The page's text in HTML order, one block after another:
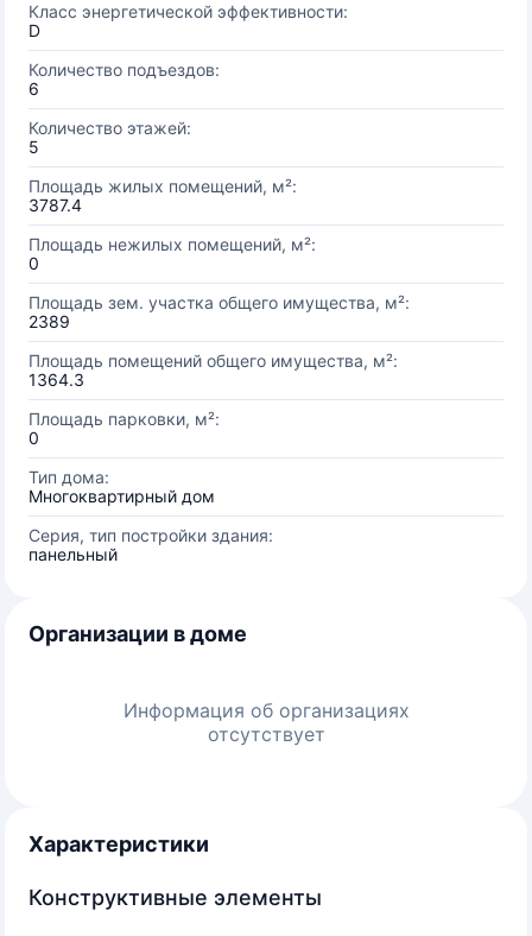
Класс энергетической эффективности:
D
Количество подъездов:
6
Количество этажей:
5
Площадь жилых помещений, м²:
3787.4
Площадь нежилых помещений, м²:
0
Площадь зем. участка общего имущества, м²:
2389
Площадь помещений общего имущества, м²:
1364.3
Площадь парковки, м²:
0
Тип дома:
Многоквартирный дом
Серия, тип постройки здания:
панельный
Организации в доме
Информация об организациях
отсутствует
Характеристики
Конструктивные элементы